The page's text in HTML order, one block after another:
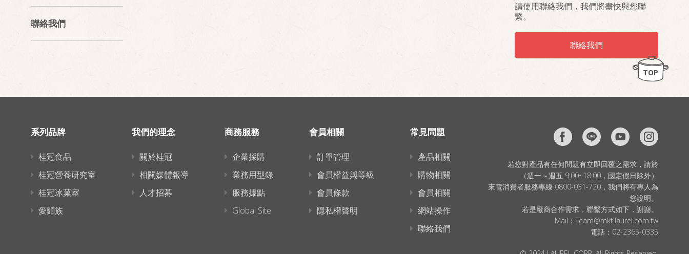
聯絡我們
請使用聯絡我們，我們將盡快與您聯
繫。
聯絡我們
TOP
系列品牌
桂冠食品
桂冠營養研究室
桂冠冰菓室
愛麵族
我們的理念
關於桂冠
相關媒體報導
人才招募
商務服務
企業採購
業務用型錄
服務據點
Global Site
會員相關
訂單管理
會員權益與等級
會員條款
隱私權聲明
常見問題
產品相關
購物相關
會員相關
網站操作
聯絡我們
若您對產品有任何問題有立即回覆之需求，請於
（週一～週五 9:00~18:00，國定假日除外）
來電消費者服務專線 0800-031-720，我們將有專人為
您說明。
若是廠商合作需求，聯繫方式如下，謝謝。
Mail： Team@mkt.laurel.com.tw
電話： 02-2365-0335